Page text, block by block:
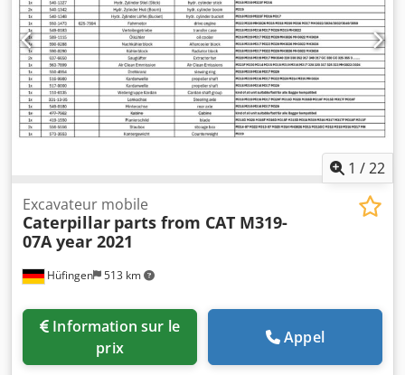
1 /22
Hüfingen 513 km
Excavateur mobile
Caterpillar parts from CAT M319-
07A year 2021
prix
Appel